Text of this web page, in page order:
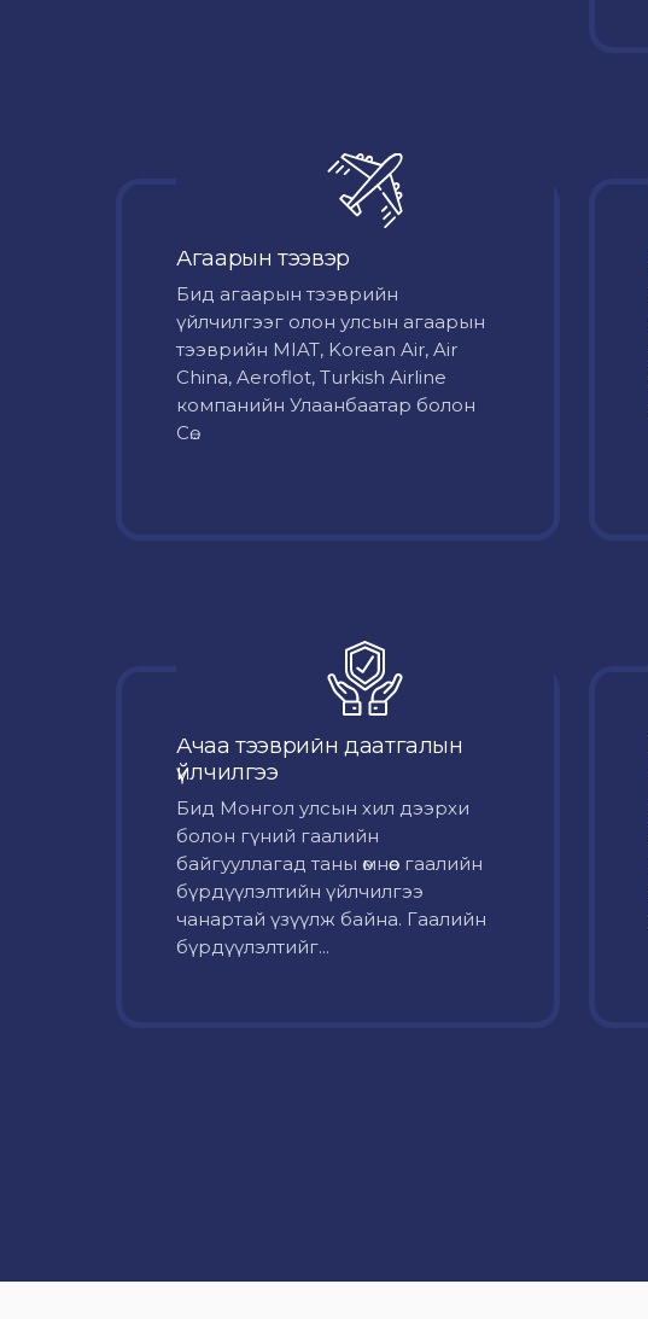
Агаарын тээвэр
Бид агаарын тээврийн
үйлчилгээг олон улсын агаарын
тээврийн MIAT, Korean Air, Air
China, Aeroflot, Turkish Airline
компанийн Улаанбаатар болон
Сө...
Ачаа тээврийн даатгалын
үйлчилгээ
Бид Монгол улсын хил дээрхи
болон гүний гаалийн
байгууллагад таны өмнөөс гаалийн
бүрдүүлэлтийн үйлчилгээ
чанартай үзүүлж байна. Гаалийн
бүрдүүлэлтийг...